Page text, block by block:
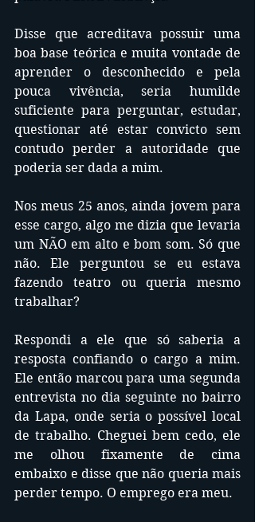
Disse que acreditava possuir uma
boa base teórica e muita vontade de
aprender o desconhecido e pela
pouca vivência, seria humilde
suficiente para perguntar, estudar,
questionar até estar convicto sem
contudo perder a autoridade que
poderia ser dada a mim.
Nos meus 25 anos, ainda jovem para
esse cargo, algo me dizia que levaria
um NÃO em alto e bom som. Só que
não. Ele perguntou se eu estava
fazendo teatro ou queria mesmo
trabalhar?
Respondi a ele que só saberia a
resposta confiando o cargo a mim.
Ele então marcou para uma segunda
entrevista no dia seguinte no bairro
da Lapa, onde seria o possível local
de trabalho. Cheguei bem cedo, ele
me olhou fixamente de cima
embaixo e disse que não queria mais
perder tempo. O emprego era meu.